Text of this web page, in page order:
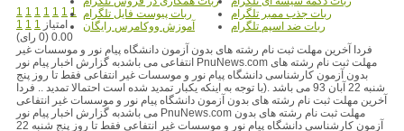
ربات جذب ممبر تلگرام
ربات پیوست فایل تلگرام
ربات ضد اسپم تلگرام
آموزش ووکامرس رایگان
1 1 1 1 1 1 1
1 1 1 امتیاز
0.00 (0 رای)
فردا آخرین مهلت ثبت نام رشته های بدون آزمون دانشگاه پیام نور و موسسات غیر
انتفاعی می باشدبه گزارش اخبار پیام نور PnuNews.com مهلت ثبت نام رشته های
بدون آزمون کارشناسی دانشگاه پیام نور و موسسات غیر انتفاعی فقط تا روز پنج
شنبه 22 آبان 93 می باشد .(با توجه به اینکه یکبار تمدید شده است احتمالا تمدید .. فردا
آخرین مهلت ثبت نام رشته های بدون آزمون دانشگاه پیام نور و موسسات غیر انتفاعی
می باشدبه گزارش اخبار پیام نور PnuNews.com مهلت ثبت نام رشته های بدون
آزمون کارشناسی دانشگاه پیام نور و موسسات غیر انتفاعی فقط تا روز پنج شنبه 22